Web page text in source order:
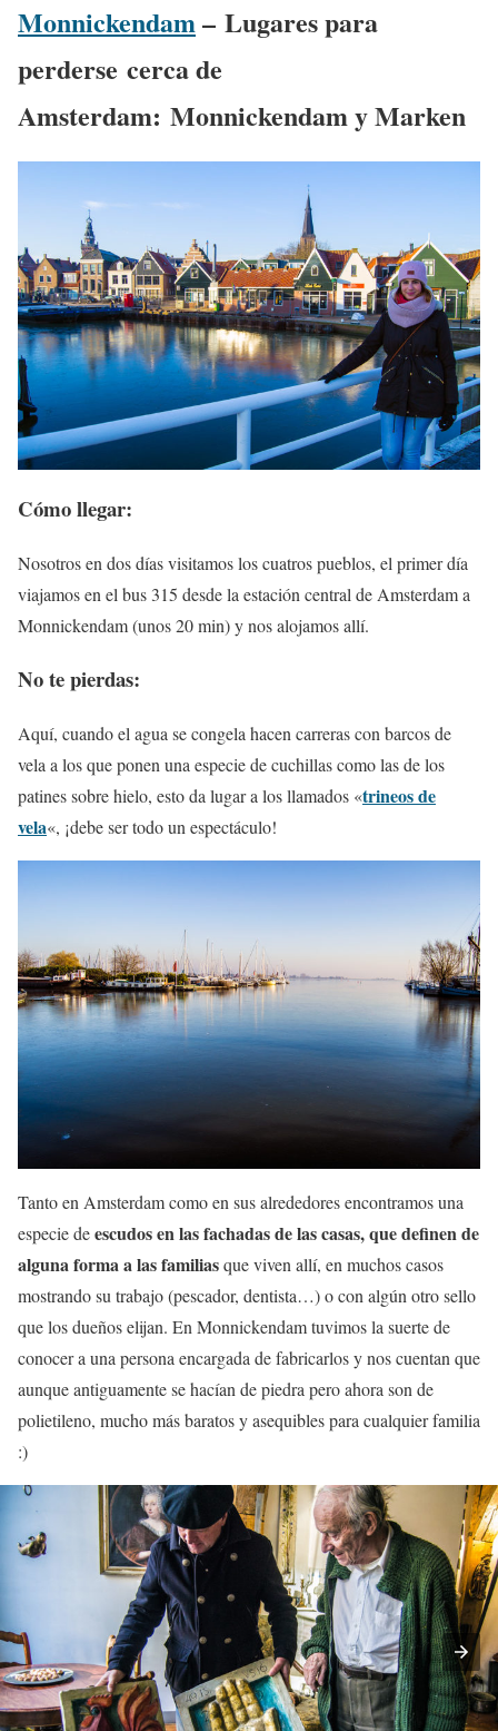
Monnickendam– Lugares para
perderse cerca de
Amsterdam: Monnickendam y Marken
Cómo llegar:
Nosotros en dos días visitamos los cuatros pueblos, el primer día
viajamos en el bus 315 desde la estación central de Amsterdam a
Monnickendam (unos 20 min) y nos alojamos allí.
No te pierdas:
Aquí, cuando el agua se congela hacen carreras con barcos de
vela a los que ponen una especie de cuchillas como las de los
patines sobre hielo, esto da lugar a los llamados «trineos de
vela«, ¡debe ser todo un espectáculo!
Tanto en Amsterdam como en sus alrededores encontramos una
especie deescudos en las fachadas de las casas, que definen de
alguna forma a las familiasque viven allí, en muchos casos
mostrando su trabajo (pescador, dentista…) o con algún otro sello
que los dueños elijan. En Monnickendam tuvimos la suerte de
conocer a una persona encargada de fabricarlos y nos cuentan que
aunque antiguamente se hacían de piedra pero ahora son de
polietileno, mucho más baratos y asequibles para cualquier familia
:)